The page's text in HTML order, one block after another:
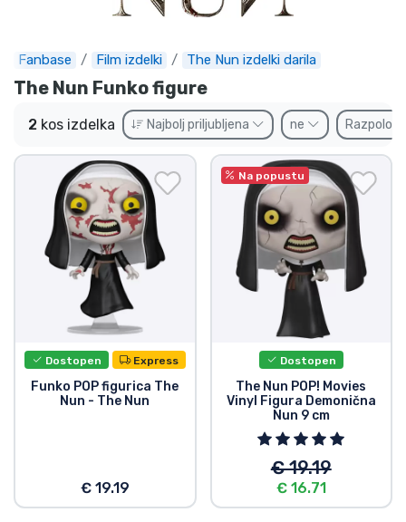
Fanbase Film izdelki The Nun izdelki darila
The Nun Funko figure
2 kos izdelka Najbolj priljubljena ne
Dostopen Express
Funko POP figurica The
Nun - The Nun
€ 19.19
Na popustu
Dostopen
The Nun POP! Movies
Vinyl Figura Demonična
Nun 9 cm
€ 19.19
€ 16.71
Prodajni izdelki
Ekspresna dostava
Prednaročila
Outlet izdelki
Dostava in plačilo
Tv serijske izdelki
Filmske izdelki
Risani izdelki
Anime izdelki
Športne izdelki